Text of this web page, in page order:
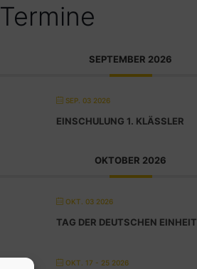
Termine
SEPTEMBER 2026
SEP. 03 2026
EINSCHULUNG 1. KLÄSSLER
OKTOBER 2026
OKT. 03 2026
TAG DER DEUTSCHEN EINHEIT
OKT. 17 - 25 2026